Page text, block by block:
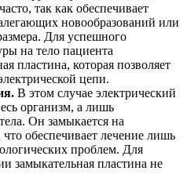
так как обеспечивает
новообразований или
Для успешного
на тело пациента
пластина, которая позволяет
цепи.
В этом случае электрический
организм, а лишь
Он замыкается на
обеспечивает лечение лишь
проблем. Для
замыкательная пластина не